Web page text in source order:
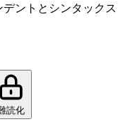
ントとシンタックス
読化